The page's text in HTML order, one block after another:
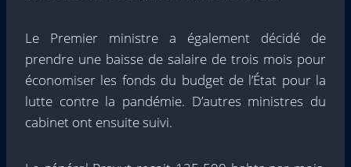
Le Premier ministre a également décidé de
prendre une baisse de salaire de trois mois pour
économiser les fonds du budget de l’État pour la
lutte contre la pandémie. D’autres ministres du
cabinet ont ensuite suivi.